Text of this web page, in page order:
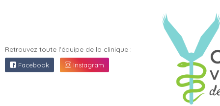
Retrouvez toute l'équipe de la clinique :
Facebook Instagram